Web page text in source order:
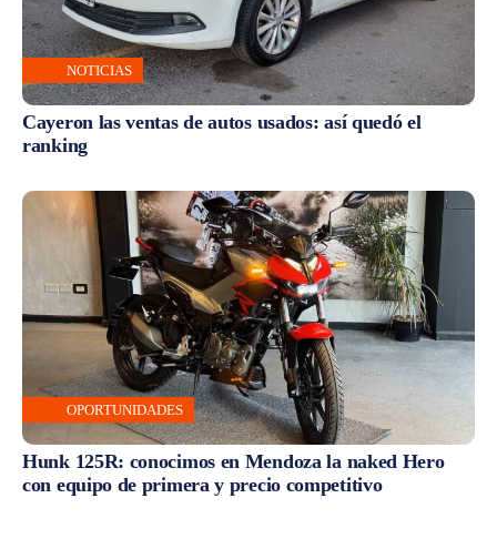
NOTICIAS
Cayeron las ventas de autos usados: así quedó el
ranking
OPORTUNIDADES
Hunk 125R: conocimos en Mendoza la naked Hero
con equipo de primera y precio competitivo